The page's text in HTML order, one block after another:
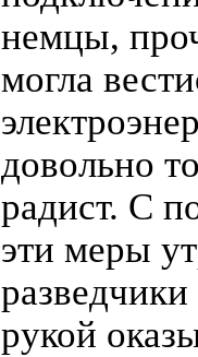
немцы,
могла
довольно
радист. С
эти меры
рукой